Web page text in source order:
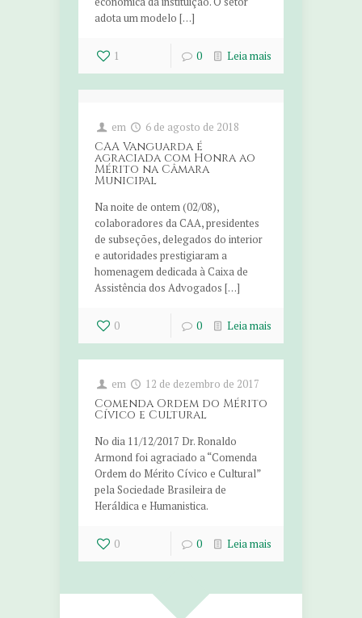
adota um modelo […]
1 0 Leia mais
em 6 de agosto de 2018
CAA Vanguarda é
agraciada com Honra ao
Mérito na Câmara
Municipal
Na noite de ontem (02/08),
colaboradores da CAA, presidentes
de subseções, delegados do interior
e autoridades prestigiaram a
homenagem dedicada à Caixa de
Assistência dos Advogados […]
0 0 Leia mais
em 12 de dezembro de 2017
Comenda Ordem do Mérito
Cívico e Cultural
No dia 11/12/2017 Dr. Ronaldo
Armond foi agraciado a “Comenda
Ordem do Mérito Cívico e Cultural”
pela Sociedade Brasileira de
Heráldica e Humanistica.
0 0 Leia mais